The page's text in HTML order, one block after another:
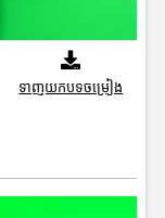
ទាញយកបទចម្រៀង